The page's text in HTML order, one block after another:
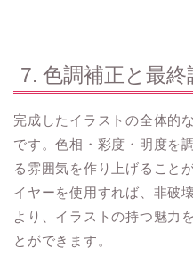
7. 色調補正と最終
完成したイラストの全体的
です。色相・彩度・明度を
る雰囲気を作り上げること
イヤーを使用すれば、非破
より、イラストの持つ魅力
とができます。